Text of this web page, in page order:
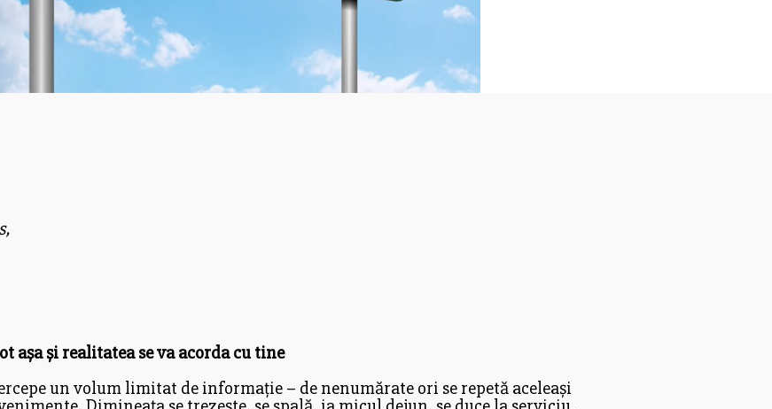
așa și realitatea se va acorda cu tine
un volum limitat de informație – de nenumărate ori se repetă aceleași